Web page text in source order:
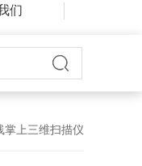
们
掌上三维扫描仪